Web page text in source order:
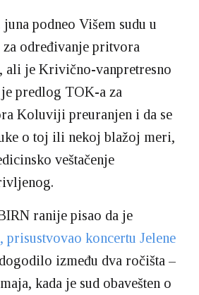
podneo Višem sudu u
određivanje pritvora
je Krivično-vanpretresno
predlog TOK-a za
Koluviji preuranjen i da se
o toj ili nekoj blažoj meri,
veštačenje
ranije pisao da je
koncertu Jelene
između dva ročišta –
kada je sud obavešten o